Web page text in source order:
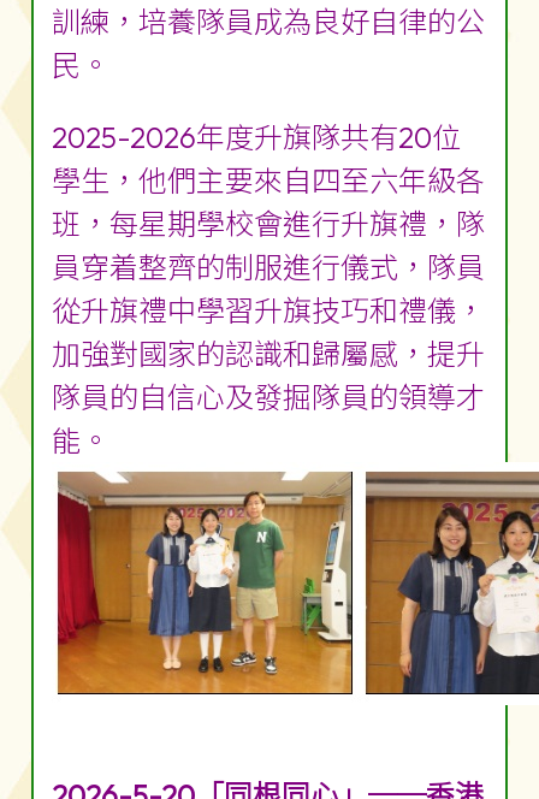
訓練，培養隊員成為良好自律的公
民。
2025-2026年度升旗隊共有20位
學生，他們主要來自四至六年級各
班，每星期學校會進行升旗禮，隊
員穿着整齊的制服進行儀式，隊員
從升旗禮中學習升旗技巧和禮儀，
加強對國家的認識和歸屬感，提升
隊員的自信心及發掘隊員的領導才
能。